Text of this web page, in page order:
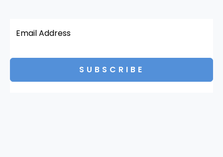
SUBSCRIBE